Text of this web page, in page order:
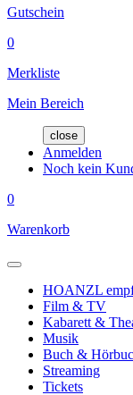
Gutschein
0
Merkliste
Mein Bereich
close
Anmelden
Noch kein
0
Warenkorb
HOANZL
Film & TV
Kabarett &
Musik
Buch &
Streaming
Tickets